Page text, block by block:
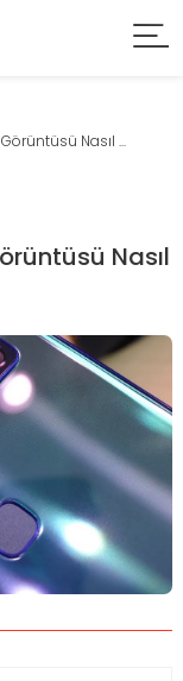
Nasıl ...
Nasıl